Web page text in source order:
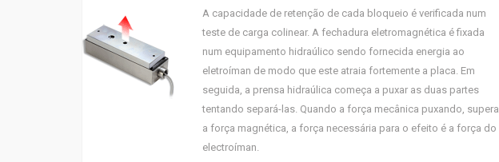
A capacidade de retenção de cada bloqueio é verificada num
teste de carga colinear. A fechadura eletromagnética é fixada
num equipamento hidraúlico sendo fornecida energia ao
eletroíman de modo que este atraia fortemente a placa. Em
seguida, a prensa hidraúlica começa a puxar as duas partes
tentando separá-las. Quando a força mecânica puxando, supera
a força magnética, a força necessária para o efeito é a força do
electroíman.